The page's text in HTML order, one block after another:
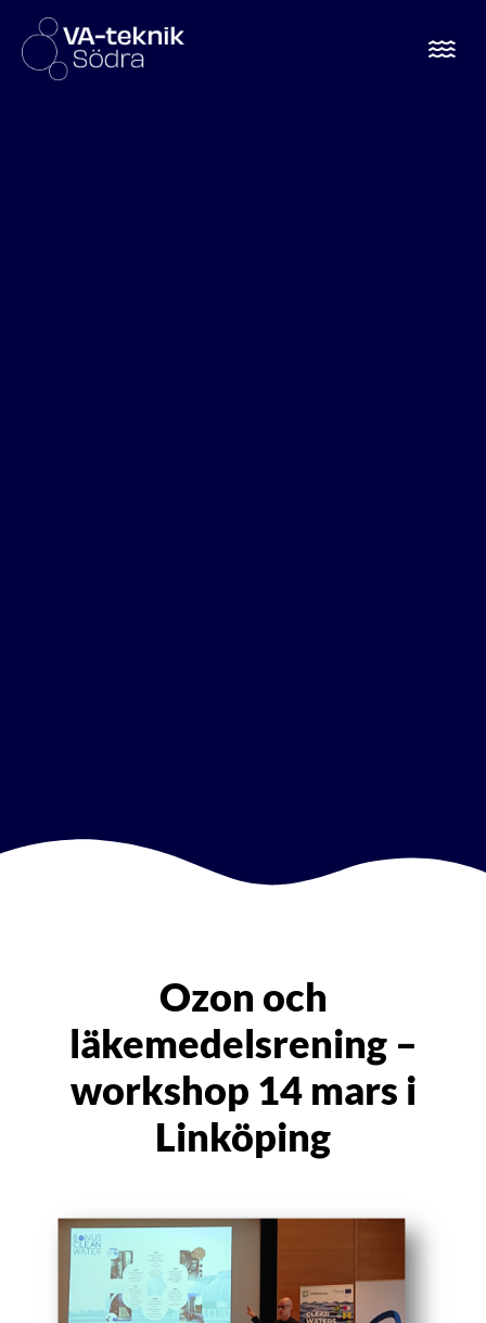
Ozon och
läkemedelsrening –
workshop 14 mars i
Linköping